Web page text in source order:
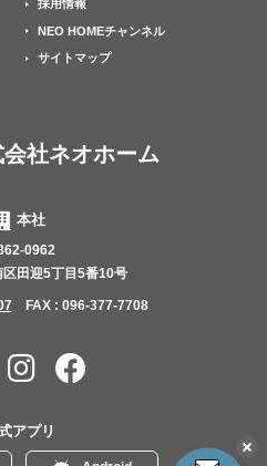
こ
採用情報
NEO HOMEチャンネル
サイトマップ
社ネオホーム
本社
0962
田迎5丁目5番10号
FAX : 096-377-7708
Instagram
Facebook
アプリ